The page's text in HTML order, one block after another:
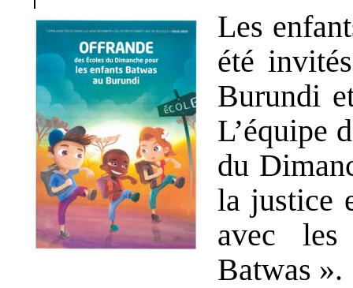
Les
été
Burundi
L’équipe
du
la justice
avec
Batwas ».